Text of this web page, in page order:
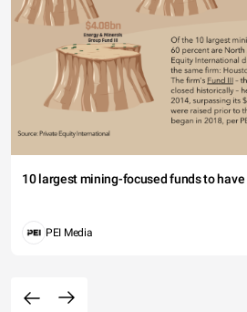
10 largest mining-focused funds to
PEI Media